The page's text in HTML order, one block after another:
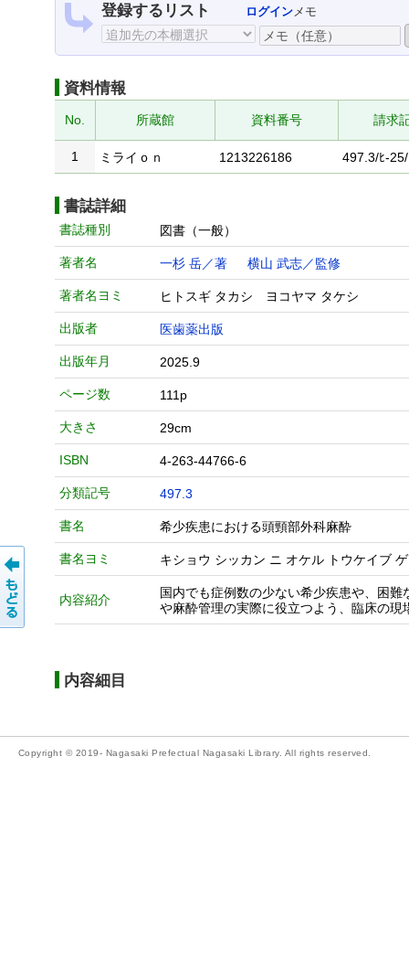
登録するリスト ログインメモ
資料情報
No. 所蔵館 資料番号 請求
1 ミライｏｎ 1213226186 497.3/ﾋ-25/
書誌詳細
書誌種別 図書（一般）
著者名 一杉 岳／著 横山 武志／監修
著者名ヨミ ヒトスギ タカシ ヨコヤマ タケシ
出版者 医歯薬出版
出版年月 2025.9
ページ数 111p
大きさ 29cm
ISBN 4-263-44766-6
分類記号 497.3
書名 希少疾患における頭頸部外科麻酔
書名ヨミ キショウ シッカン ニ オケル トウケイブ
内容紹介
国内でも症例数の少ない希少疾患や、困
や麻酔管理の実際に役立つよう、臨床の
内容細目
Copyright © 2019- Nagasaki Prefectual Nagasaki Library. All rights reserved.